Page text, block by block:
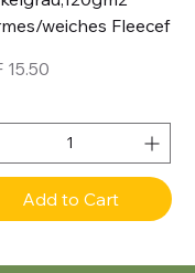
weiches Fleecef
15.50
Add to Cart